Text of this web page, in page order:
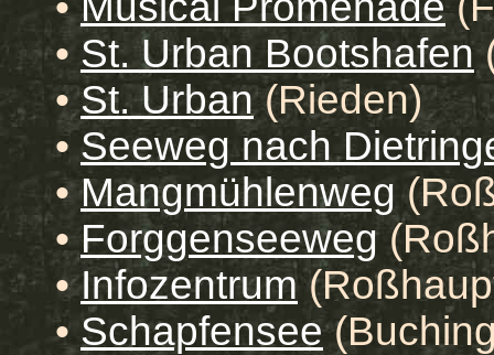
• St. Urban Bootshafen
•St. Urban(Rieden)
• Seeweg nach
•Mangmühlenweg
• Forggenseeweg
•Infozentrum
• Schapfensee